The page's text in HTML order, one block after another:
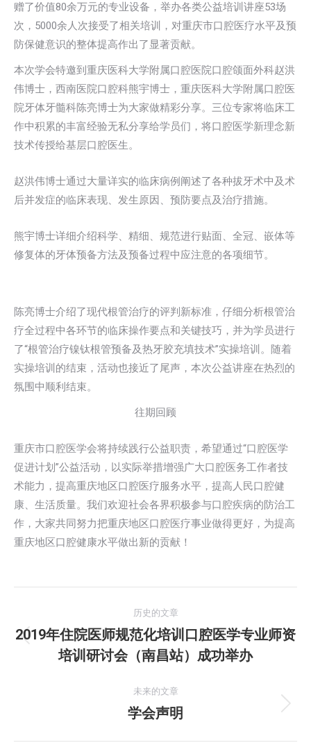
赠了价值80余万元的专业设备，举办各类公益培训讲座53场
次，5000余人次接受了相关培训，对重庆市口腔医疗水平及预
防保健意识的整体提高作出了显著贡献。
本次学会特邀到重庆医科大学附属口腔医院口腔颌面外科赵洪
伟博士，西南医院口腔科熊宇博士，重庆医科大学附属口腔医
院牙体牙髓科陈亮博士为大家做精彩分享。三位专家将临床工
作中积累的丰富经验无私分享给学员们，将口腔医学新理念新
技术传授给基层口腔医生。
赵洪伟博士通过大量详实的临床病例阐述了各种拔牙术中及术
后并发症的临床表现、发生原因、预防要点及治疗措施。
熊宇博士详细介绍科学、精细、规范进行贴面、全冠、嵌体等
修复体的牙体预备方法及预备过程中应注意的各项细节。
陈亮博士介绍了现代根管治疗的评判新标准，仔细分析根管治
疗全过程中各环节的临床操作要点和关键技巧，并为学员进行
了“根管治疗镍钛根管预备及热牙胶充填技术”实操培训。随着
实操培训的结束，活动也接近了尾声，本次公益讲座在热烈的
氛围中顺利结束。
往期回顾
重庆市口腔医学会将持续践行公益职责，希望通过“口腔医学
促进计划”公益活动，以实际举措增强广大口腔医务工作者技
术能力，提高重庆地区口腔医疗服务水平，提高人民口腔健
康、生活质量。我们欢迎社会各界积极参与口腔疾病的防治工
作，大家共同努力把重庆地区口腔医疗事业做得更好，为提高
重庆地区口腔健康水平做出新的贡献！
章
历史的文章
历
史
文
章：
2019年住院医师规范化培训口腔医学专业师资
培训研讨会（南昌站）成功举办
未来的文章
未
学会声明